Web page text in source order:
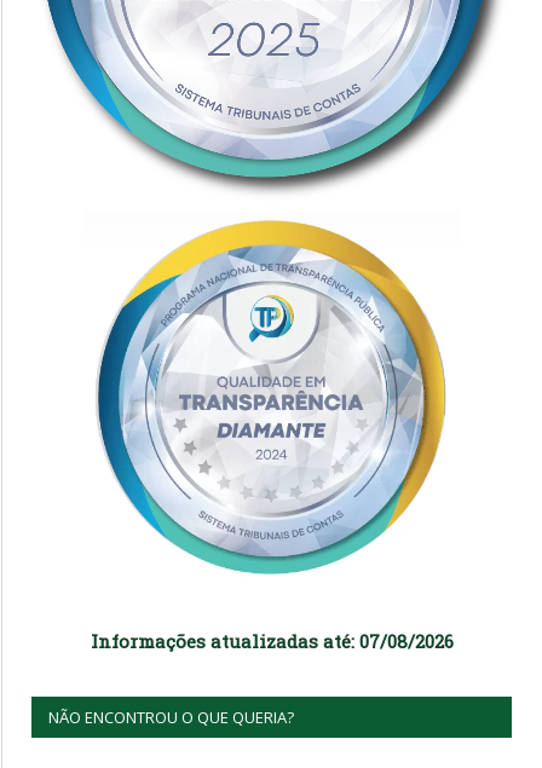
Informações atualizadas até: 07/08/2026
NÃO ENCONTROU O QUE QUERIA?